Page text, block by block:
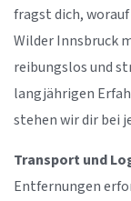
fragst dich,
Wilder Innsbruck
reibungslos und
langjährigen
stehen wir dir bei
Transport und
Entfernungen